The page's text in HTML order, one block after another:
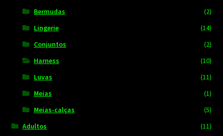
Bermudas
(2)
Lingerie
(14)
Conjuntos
(2)
Harness
(10)
Luvas
(11)
Meias
(1)
Meias-calças
(5)
Adultos
(11)